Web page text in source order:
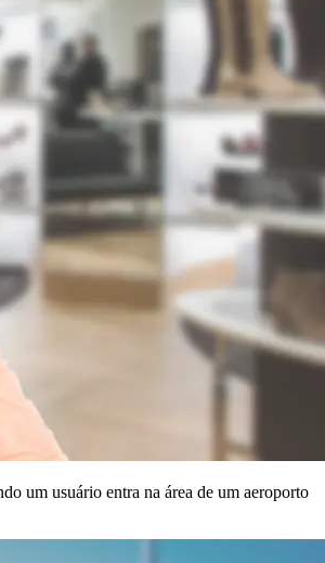
um usuário entra na área de um aeroporto